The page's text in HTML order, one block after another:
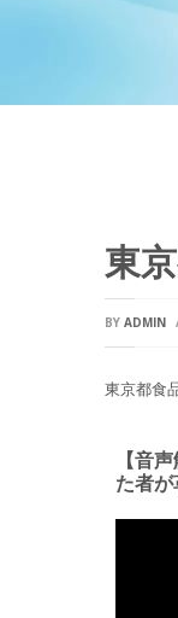
東
BY ADMIN
東京都食
【音
た者